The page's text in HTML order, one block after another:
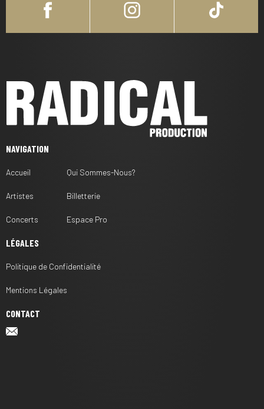
NAVIGATION
Accueil
Artistes
Concerts
Qui Sommes-Nous?
Billetterie
Espace Pro
LÉGALES
Politique de Confidentialité
Mentions Légales
CONTACT